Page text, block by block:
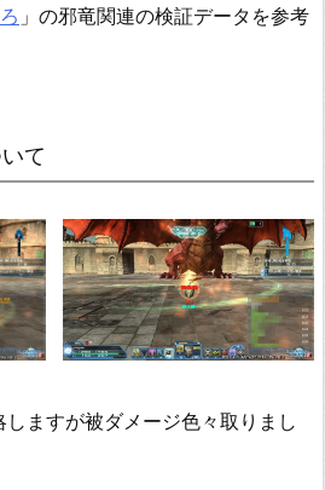
」の邪竜関連の検証データを参考
て
ますが被ダメージ色々取りまし